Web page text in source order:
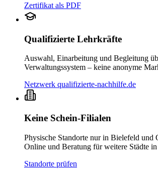
Zertifikat als PDF
Qualifizierte Lehrkräfte
Auswahl, Einarbeitung und Begleitung
Verwaltungssystem – keine anonyme
Netzwerk qualifizierte-nachhilfe.de
Keine Schein-Filialen
Physische Standorte nur in Bielefeld und
Online und Beratung für weitere Städte
Standorte prüfen